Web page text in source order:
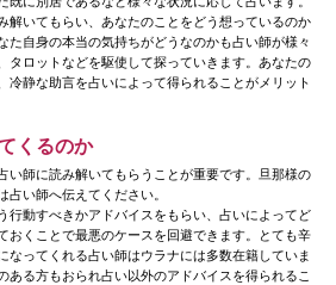
解いてもらい、あなたのことをどう想っているのか
た自身の本当の気持ちがどうなのかも占い師が様々
タロットなどを駆使して探っていきます。あなたの
冷静な助言を占いによって得られることがメリット
くるのか
い師に読み解いてもらうことが重要です。旦那様の
占い師へ伝えてください。
行動すべきかアドバイスをもらい、占いによってど
おくことで最悪のケースを回避できます。とても辛
なってくれる占い師はウラナには多数在籍していま
ある方もおられ占い以外のアドバイスを得られるこ